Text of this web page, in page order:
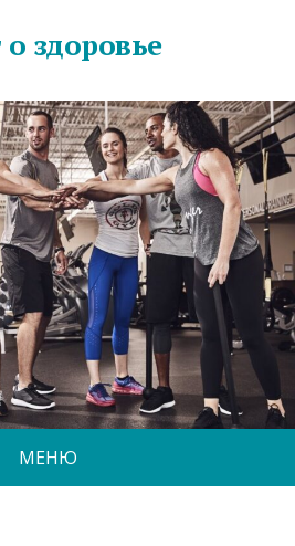
здоровье
МЕНЮ